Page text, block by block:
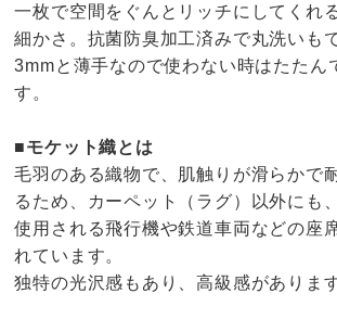
一枚で空間をぐんとリッチにしてくれ
細かさ。抗菌防臭加工済みで丸洗いも
3mmと薄手なので使わない時はたたん
す。
■モケット織とは
毛羽のある織物で、肌触りが滑らかで
るため、カーペット（ラグ）以外にも
使用される飛行機や鉄道車両などの座
れています。
独特の光沢感もあり、高級感があります